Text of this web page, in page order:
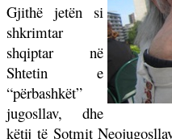
Gjithë jetën si
shkrimtar
shqiptar në
Shtetin e
“përbashkët”
jugosllav, dhe
këtij të Sotmit